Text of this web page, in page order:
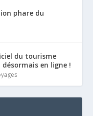
phare du
du tourisme
en ligne !